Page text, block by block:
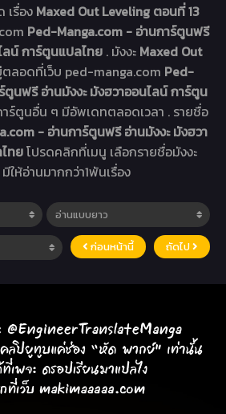
เรื่อง Maxed Out Leveling ตอนที่ 13
Ped-Manga.com - อ่านการ์ตูนฟรี
ลน์ การ์ตูนแปลไทย . มังงะ Maxed Out
ลอดที่เว็บ ped-manga.com Ped-
ตูนฟรี อ่านมังงะ มังฮวาออนไลน์ การ์ตูน
ร์ตูนอื่น ๆ มีอัพเดทตลอดเวลา . รายชื่อ
- อ่านการ์ตูนฟรี อ่านมังงะ มังฮวา
ทยโปรดคลิกที่เมนู เลือกรายชื่อมังงะ
ให้อ่านมากกว่า1พันเรื่อง
ก่อนหน้านี้ ถัดไป